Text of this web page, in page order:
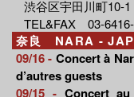
渋谷区宇田川町10-
TEL&FAX 03-
奈良 NARA -
09/16 - Concert à
d’autres guests
09/15 - Concert